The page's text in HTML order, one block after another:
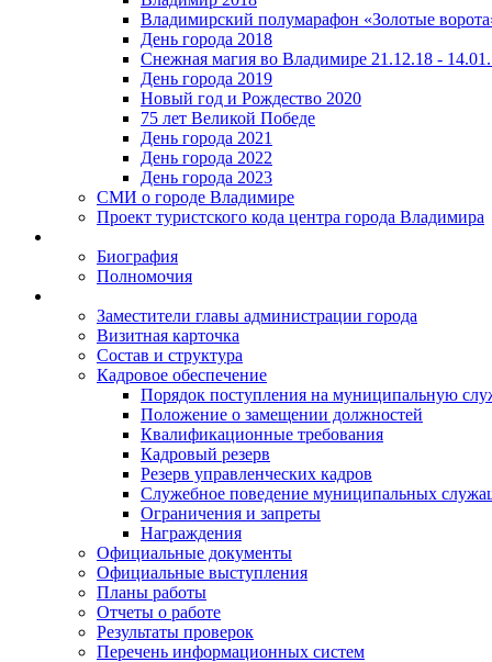
Владимирский полумарафон «Золотые
День города 2018
Снежная магия во Владимире 21.12.18 -
День города 2019
Новый год и Рождество 2020
75 лет Великой Победе
День города 2021
День города 2022
День города 2023
СМИ о городе Владимире
Проект туристского кода центра города Владимира
Биография
Полномочия
Заместители главы администрации города
Визитная карточка
Состав и структура
Кадровое обеспечение
Порядок поступления на муниципальную
Положение о замещении должностей
Квалификационные требования
Кадровый резерв
Резерв управленческих кадров
Служебное поведение муниципальных
Ограничения и запреты
Награждения
Официальные документы
Официальные выступления
Планы работы
Отчеты о работе
Результаты проверок
Перечень информационных систем